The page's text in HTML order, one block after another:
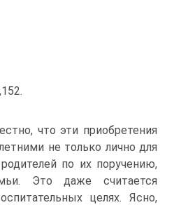
что эти приобретения
не только лично для
по их поручению,
Это даже считается
целях. Ясно,